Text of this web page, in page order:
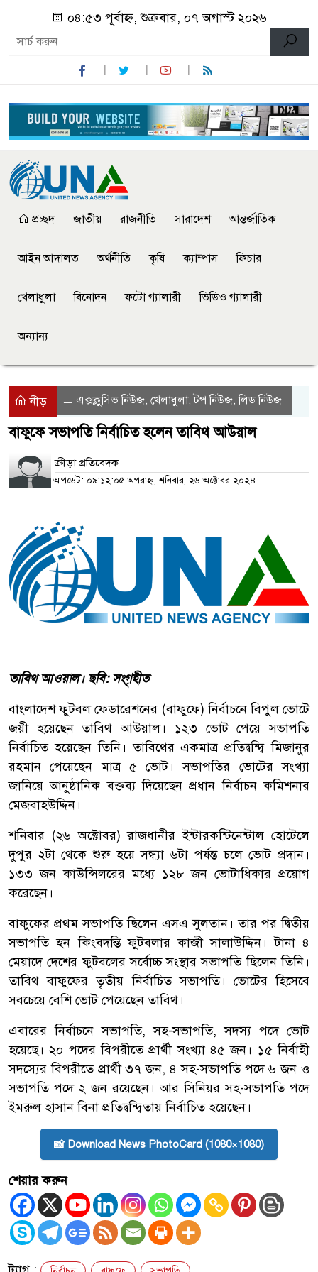
০৪:৫৩ পূর্বাহ্ন, শুক্রবার, ০৭ অগাস্ট ২০২৬
প্রচ্ছদ জাতীয় রাজনীতি সারাদেশ আন্তর্জাতিক
আইন আদালত অর্থনীতি কৃষি ক্যাম্পাস ফিচার
খেলাধুলা বিনোদন ফটো গ্যালারী ভিডিও গ্যালারী
অন্যান্য
নীড় এক্সক্লুসিভ নিউজ, খেলাধুলা,টপ নিউজ,লিড নিউজ
বাফুফে সভাপতি নির্বাচিত হলেন তাবিথ আউয়াল
ক্রীড়া প্রতিবেদক
আপডেট: ০৯:১২:০৫ অপরাহ্ন, শনিবার, ২৬ অক্টোবর ২০২৪
তাবিথ আওয়াল। ছবি: সংগৃহীত
বাংলাদেশ ফুটবল ফেডারেশনের (বাফুফে) নির্বাচনে বিপুল ভোটে
জয়ী হয়েছেন তাবিথ আউয়াল। ১২৩ ভোট পেয়ে সভাপতি
নির্বাচিত হয়েছেন তিনি। তাবিথের একমাত্র প্রতিদ্বন্দ্বি মিজানুর
রহমান পেয়েছেন মাত্র ৫ ভোট। সভাপতির ভোটের সংখ্যা
জানিয়ে আনুষ্ঠানিক বক্তব্য দিয়েছেন প্রধান নির্বাচন কমিশনার
মেজবাহউদ্দিন।
শনিবার (২৬ অক্টোবর) রাজধানীর ইন্টারকন্টিনেন্টাল হোটেলে
দুপুর ২টা থেকে শুরু হয়ে সন্ধ্যা ৬টা পর্যন্ত চলে ভোট প্রদান।
১৩৩ জন কাউন্সিলরের মধ্যে ১২৮ জন ভোটাধিকার প্রয়োগ
করেছেন।
বাফুফের প্রথম সভাপতি ছিলেন এসএ সুলতান। তার পর দ্বিতীয়
সভাপতি হন কিংবদন্তি ফুটবলার কাজী সালাউদ্দিন। টানা ৪
মেয়াদে দেশের ফুটবলের সর্বোচ্চ সংস্থার সভাপতি ছিলেন তিনি।
তাবিথ বাফুফের তৃতীয় নির্বাচিত সভাপতি। ভোটের হিসেবে
সবচেয়ে বেশি ভোট পেয়েছেন তাবিথ।
এবারের নির্বাচনে সভাপতি, সহ-সভাপতি, সদস্য পদে ভোট
হয়েছে। ২০ পদের বিপরীতে প্রার্থী সংখ্যা ৪৫ জন। ১৫ নির্বাহী
সদস্যের বিপরীতে প্রার্থী ৩৭ জন, ৪ সহ-সভাপতি পদে ৬ জন ও
সভাপতি পদে ২ জন রয়েছেন। আর সিনিয়র সহ-সভাপতি পদে
ইমরুল হাসান বিনা প্রতিদ্বন্দ্বিতায় নির্বাচিত হয়েছেন।
📸 Download News PhotoCard (1080×1080)
শেয়ার করুন